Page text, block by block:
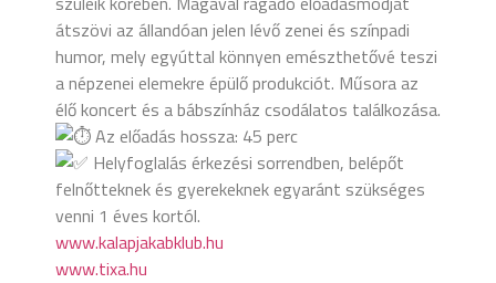
átszövi az állandóan jelen lévő zenei és színpadi
humor, mely egyúttal könnyen emészthetővé teszi
a népzenei elemekre épülő produkciót. Műsora az
élő koncert és a bábszínház csodálatos találkozása.
Az előadás hossza: 45 perc
Helyfoglalás érkezési sorrendben, belépőt
felnőtteknek és gyerekeknek egyaránt szükséges
venni 1 éves kortól.
www.kalapjakabklub.hu
www.tixa.hu